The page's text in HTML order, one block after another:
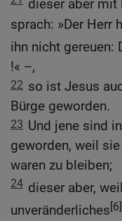
dieser aber mit
sprach: »Der Herr
ihn nicht gereuen:
!« –,
22 so ist Jesus
Bürge geworden.
23 Und jene sind
geworden, weil
waren zu bleiben;
24 dieser aber,
unveränderliches[6]